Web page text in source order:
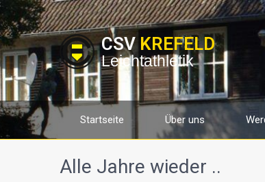
CSVKREFELD
Leichtathletik
Startseite Über uns
Alle Jahre wieder ..